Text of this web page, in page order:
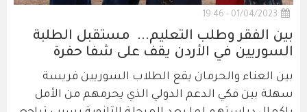
01/04/2023 - 19:46
بين الفقر وطلب التعليم... مستقبل الطلبة
السوريين في الأردن يقف على شفا حفرة
بين العناء والحرمان يقع الطلاب السوريين فريسة
سهلة بين فكي الدعم الدولي الذي يحرمهم من الأمل